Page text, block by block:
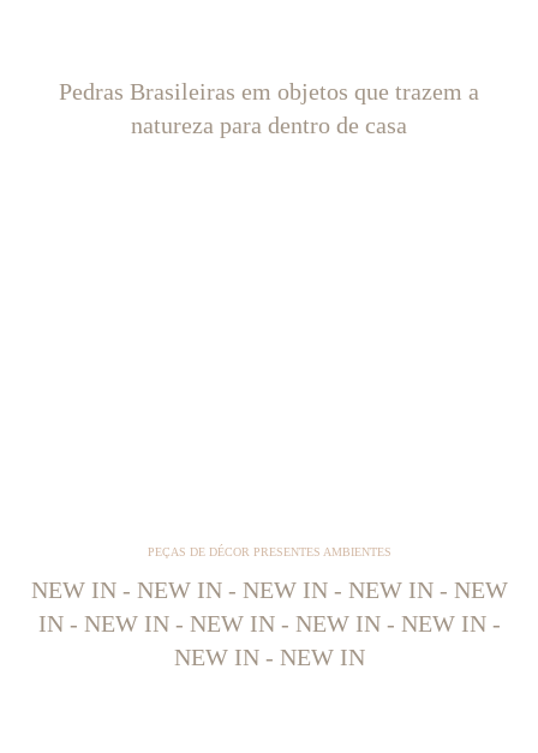
Pedras Brasileiras em objetos que trazem a
natureza para dentro de casa
PEÇAS DE DÉCOR PRESENTES AMBIENTES
NEW IN - NEW IN - NEW IN - NEW IN - NEW
IN - NEW IN - NEW IN - NEW IN - NEW IN -
NEW IN - NEW IN